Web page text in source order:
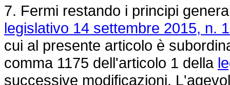
7. Fermi restando i principi
legislativo 14 settembre 2015, n.
cui al presente articolo è
comma 1175 dell'articolo 1 della
successive modificazioni.